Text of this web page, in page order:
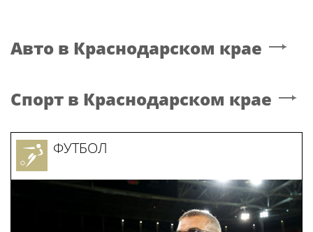
Авто в Краснодарском крае
Спорт в Краснодарском крае
ФУТБОЛ